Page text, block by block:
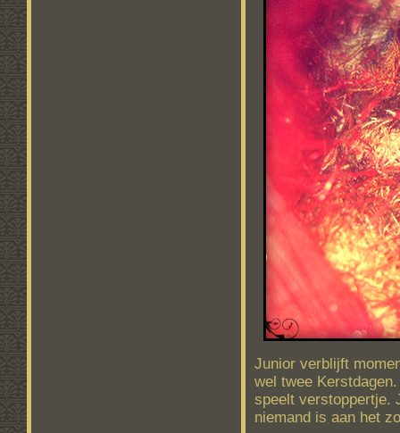
Junior verblijft
wel twee
speelt verstoppertje.
niemand is aan het